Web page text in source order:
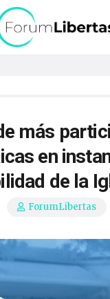
más
en
de la
ForumLibertas